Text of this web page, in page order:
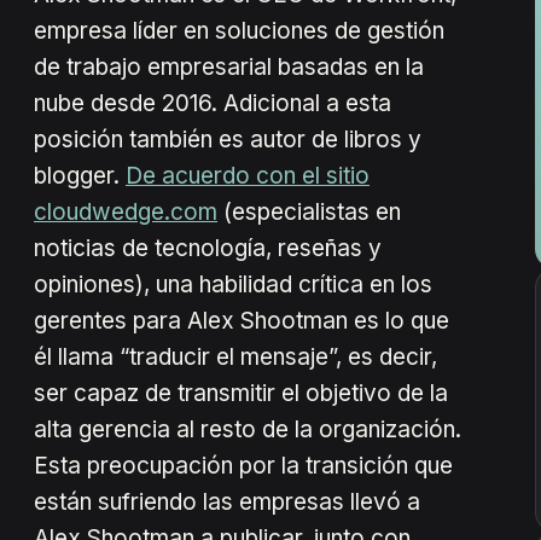
empresa líder en soluciones de gestión
de trabajo empresarial basadas en la
nube desde 2016. Adicional a esta
posición también es autor de libros y
blogger. De acuerdo con el sitio
cloudwedge.com (especialistas en
noticias de tecnología, reseñas y
opiniones), una habilidad crítica en los
gerentes para Alex Shootman es lo que
él llama “traducir el mensaje”, es decir,
ser capaz de transmitir el objetivo de la
alta gerencia al resto de la organización.
Esta preocupación por la transición que
están sufriendo las empresas llevó a